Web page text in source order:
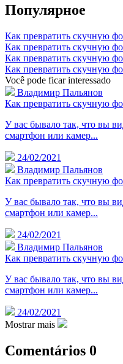
Популярное
Как превратить скучную
Как превратить скучную
Как превратить скучную
Как превратить скучную
Você pode ficar interessado
Владимир Пальянов
Как превратить скучную
У вас бывало так, что вы
смартфон или камер...
24/02/2021
Владимир Пальянов
Как превратить скучную
У вас бывало так, что вы
смартфон или камер...
24/02/2021
Владимир Пальянов
Как превратить скучную
У вас бывало так, что вы
смартфон или камер...
24/02/2021
Mostrar mais
Comentários 0